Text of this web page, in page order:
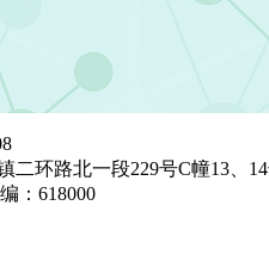
二环路北一段229号C幢13、
：618000